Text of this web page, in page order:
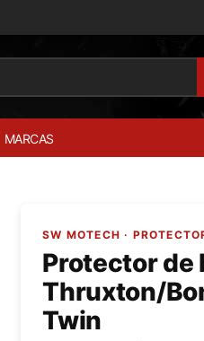
MARCAS
SW MOTECH ·
Protector de
Thruxton/
Twin